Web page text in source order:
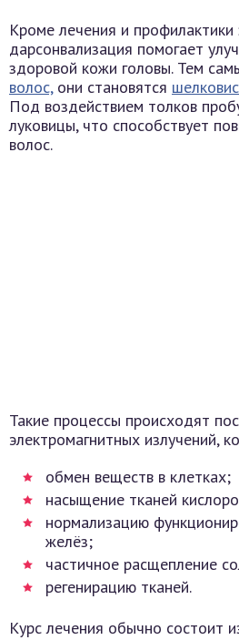
Кроме лечения и профилактики
дарсонвализация помогает
здоровой кожи головы. Тем
волос,они становятся
Под воздействием толков
луковицы, что способствует
волос.
Такие процессы происходят
электромагнитных излучений,
обмен веществ в клетках;
насыщение тканей
нормализацию
желёз;
частичное расщепление
регенирацию тканей.
Курс лечения обычно состоит